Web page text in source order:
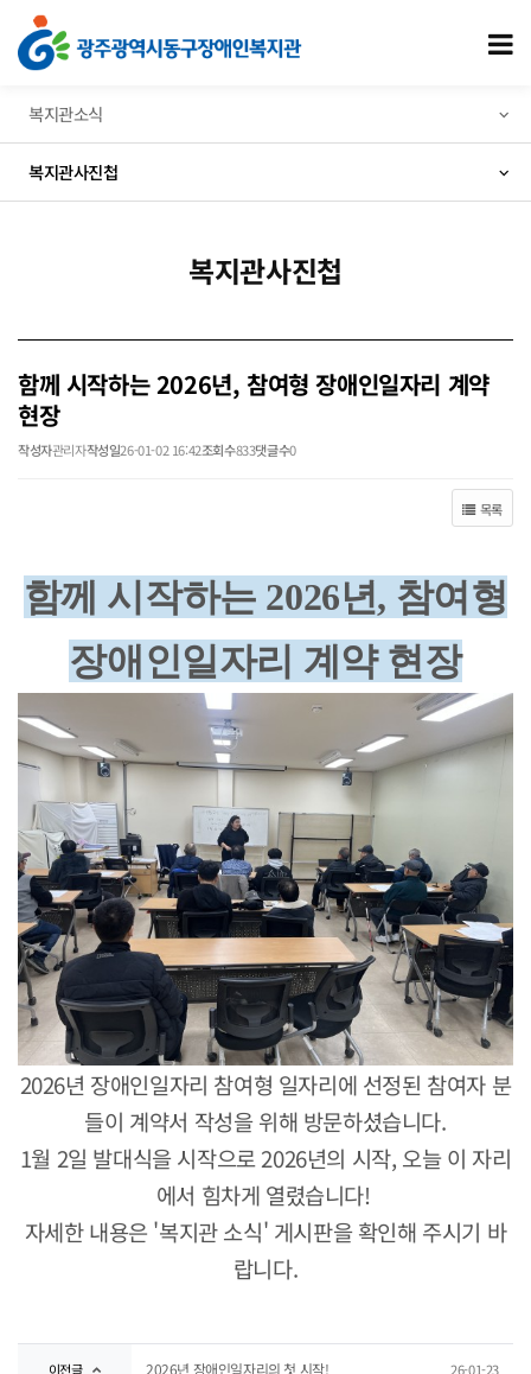
함께 시작하는 2026년, 참여형 장애인일자리 계약 현장 > 복지관사진첩
복지관소식
복지관사진첩
복지관사진첩
함께 시작하는 2026년, 참여형 장애인일자리 계약
현장
작성자관리자작성일26-01-02 16:42조회수833댓글수0
목록
함께 시작하는 2026년, 참여형
장애인일자리 계약 현장
2026년 장애인일자리 참여형 일자리에 선정된 참여자 분
들이 계약서 작성을 위해 방문하셨습니다.
1월 2일 발대식을 시작으로 2026년의 시작, 오늘 이 자리
에서 힘차게 열렸습니다!
자세한 내용은 '복지관 소식' 게시판을 확인해 주시기 바
랍니다.
이전글 2026년 장애인일자리의 첫 시작! 26-01-23